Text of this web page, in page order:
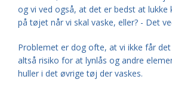
og vi ved også, at det er bedst at lukke
på tøjet når vi skal vaske, eller? - Det
Problemet er dog ofte, at vi ikke får
altså risiko for at lynlås og andre
huller i det øvrige tøj der vaskes.